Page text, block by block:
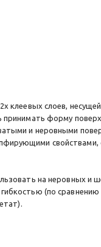
клеевых слоев,
форму
и неровными
свойствами,
на неровных и
(по сравнению